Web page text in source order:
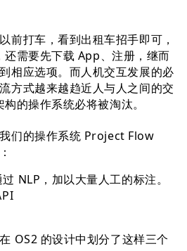
前打⻋，看到出租⻋招⼿即可，
需要先下载 App、注册，继⽽
相应选项。⽽⼈机交互发展的必
⽅式越来越趋近⼈与⼈之间的交
的操作系统必将被淘汰。
们的操作系统 Project Flow
NLP，加以⼤量⼈⼯的标注。
OS2 的设计中划分了这样三个